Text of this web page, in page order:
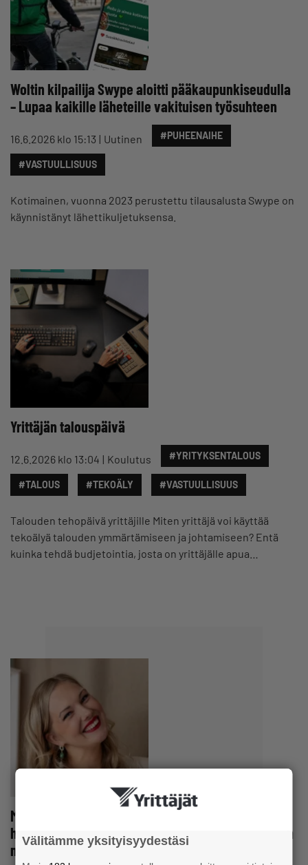
Woltin kilpailija Swype aloitti pääkaupunkiseudulla
– Lupaa kaikille läheteille vakituisen työsuhteen
16.6.2026 klo 15:13 Uutinen #PUHEENAIHE
#VASTUULLISUUS
Kotimainen, vuonna 2023 perustettu tilausalusta Swype on
käynnistänyt lähettikuljetuksensa.
Yrittäjän talouspäivä
12.6.2026 klo 13:04 Koulutus #YRITYKSENTALOUS
#TALOUS #TEKOÄLY #VASTUULLISUUS
Talouden tehopäivä yrittäjille Miten yrittäjä voi käyttää
tekoälyä talouden ymmärtämiseen ja johtamiseen? Entä
kuinka tehdä budjetointia, josta on yrittäjälle apua…
Marleena Lehtosen naistenvaateliikkeen myynti
hyppäsi Ylen uutisen jälkeen – ”Tilauksia alkoi tulla
minuutin välein”
Välitämme yksityisyydestäsi